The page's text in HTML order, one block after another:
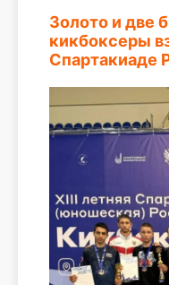
Золото и две
кикбоксеры
Спартакиаде